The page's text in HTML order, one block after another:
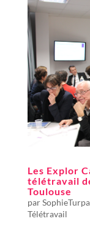
Les Explor
télétravail
Toulouse
par
Télétravail